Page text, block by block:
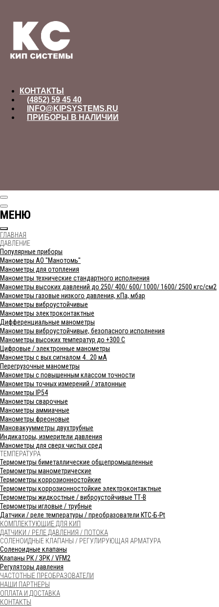
КОНТАКТЫ
(4852) 59 45 40
INFO@KIPSYSTEMS.RU
ПРИБОРЫ В НАЛИЧИИ
МЕНЮ
ГЛАВНАЯ
ДАВЛЕНИЕ
Популярные приборы
Манометры АО "Манотомь"
Манометры для отопления
Манометры технические стандартного исполнения
Манометры высоких давлений до 250/ 400/ 600/ 1000/ 1600/ 2500 кгс/см2
Манометры газовые низкого давления, кПа, мбар
Манометры виброустойчивые
Манометры электроконтактные
Дифференциальные манометры
Манометры виброустойчивые, безопасного исполнения
Манометры высоких температур до +300 С
Цифровые / электронные манометры
Манометры с вых.сигналом 4...20 мА
Перегрузочные манометры
Манометры с повышенным классом точности
Манометры точных измерений / эталонные
Манометры IP54
Манометры сварочные
Манометры аммиачные
Манометры фреоновые
Мановакуумметры двухтрубные
Индикаторы, измерители давления
Манометры для сверх чистых сред
ТЕМПЕРАТУРА
Термометры биметаллические общепромышленные
Термометры манометрические
Термометры коррозионностойкие
Термометры коррозионностойкие электроконтактные
Термометры жидкостные / виброустойчивые ТТ-В
Термометры игловые / трубные
Датчики / реле температуры / преобразователи КТС-Б-Pt
КОМПЛЕКТУЮЩИЕ ДЛЯ КИП
ДАТЧИКИ / РЕЛЕ ДАВЛЕНИЯ / ПОТОКА
СОЛЕНОИДНЫЕ КЛАПАНЫ / РЕГУЛИРУЮЩАЯ АРМАТУРА
Соленоидные клапаны
Клапаны РК / ЗРК / VFM2
Регуляторы давления
ЧАСТОТНЫЕ ПРЕОБРАЗОВАТЕЛИ
НАШИ ПАРТНЕРЫ
ОПЛАТА И ДОСТАВКА
КОНТАКТЫ